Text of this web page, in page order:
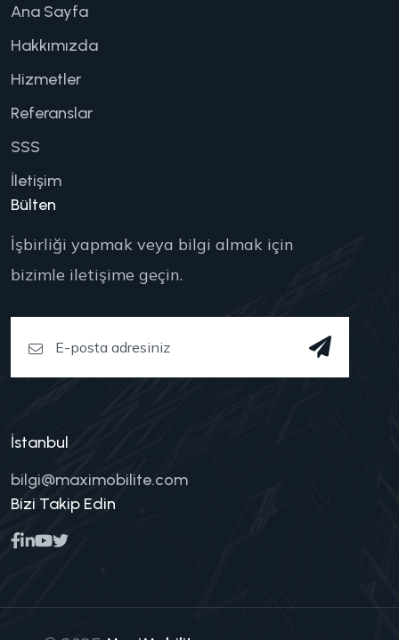
Ana Sayfa
Hakkımızda
Hizmetler
Referanslar
SSS
İletişim
Bülten
İşbirliği yapmak veya bilgi almak için
bizimle iletişime geçin.
İstanbul
bilgi@maximobilite.com
Bizi Takip Edin